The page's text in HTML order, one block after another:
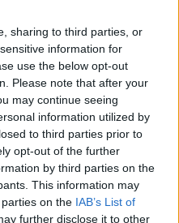
sharing to third parties, or
information for
use the below opt-out
Please note that after your
may continue seeing
information utilized by
to third parties prior to
opt-out of the further
by third parties on the
This information may
on the IAB’s List of
further disclose it to other